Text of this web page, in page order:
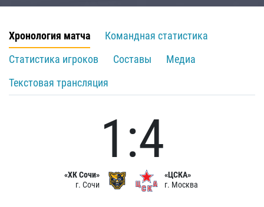
Хронология матча
Командная статистика
Статистика игроков
Составы
Медиа
Текстовая трансляция
«ХК Сочи»
г. Сочи
1:4
«ЦСКА»
г. Москва